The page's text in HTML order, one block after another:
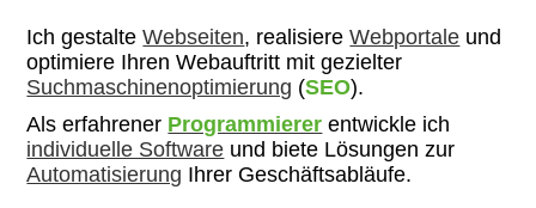
Ich gestalteWebseiten, realisiereWebportale und
optimiere Ihren Webauftritt mit gezielter
Suchmaschinenoptimierung (SEO).
Als erfahrener Programmierer entwickle ich
individuelle Software und biete Lösungen zur
Automatisierung Ihrer Geschäftsabläufe.